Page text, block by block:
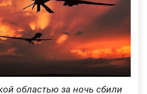
областью за ночь сбили